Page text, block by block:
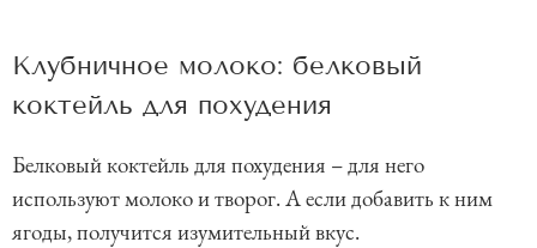
Клубничное молоко: белковый
коктейль для похудения
Белковый коктейль для похудения – для него
используют молоко и творог. А если добавить к ним
ягоды, получится изумительный вкус.